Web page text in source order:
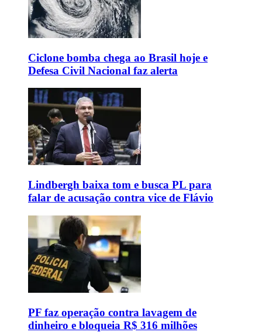
Ciclone bomba chega ao Brasil hoje e
Defesa Civil Nacional faz alerta
Lindbergh baixa tom e busca PL para
falar de acusação contra vice de Flávio
PF faz operação contra lavagem de
dinheiro e bloqueia R$ 316 milhões